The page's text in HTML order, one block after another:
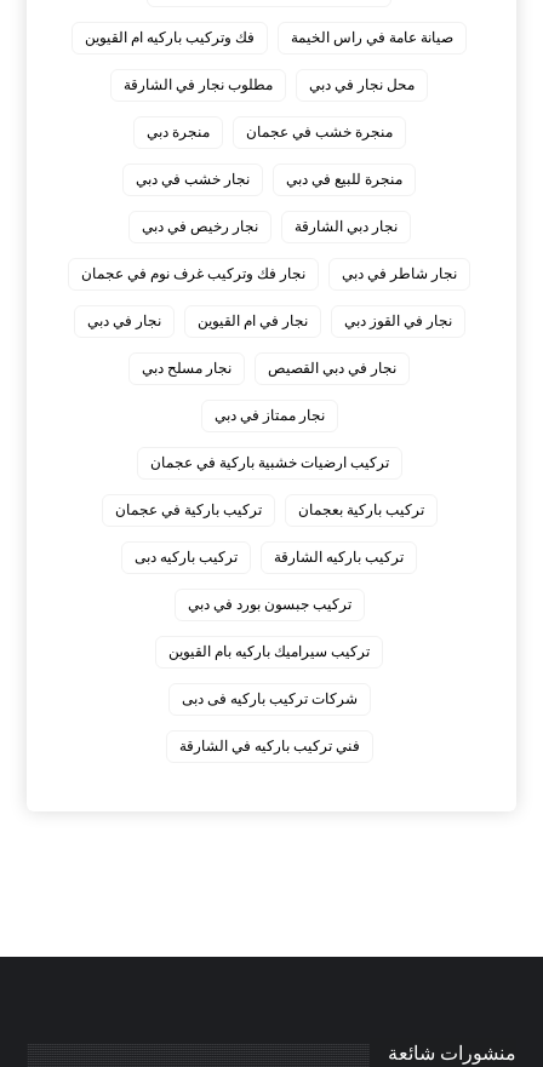
صيانة عامة في راس الخيمة فك وتركيب باركيه ام القيوين
محل نجار في دبي مطلوب نجار في الشارقة
منجرة خشب في عجمان منجرة دبي
منجرة للبيع في دبي نجار خشب في دبي
نجار دبي الشارقة نجار رخيص في دبي
نجار شاطر في دبي نجار فك وتركيب غرف نوم في عجمان
نجار في القوز دبي نجار في ام القيوين نجار في دبي
نجار في دبي القصيص نجار مسلح دبي
نجار ممتاز في دبي
‏تركيب ارضيات خشبية باركية في عجمان
‏تركيب باركية بعجمان ‏تركيب باركية في عجمان
‏تركيب باركيه الشارقة ‏تركيب باركيه دبى
‏تركيب جبسون بورد في دبي
‏تركيب سيراميك باركيه بام القيوين
‏شركات تركيب باركيه فى دبى
‏فني تركيب باركيه في الشارقة
منشورات شائعة